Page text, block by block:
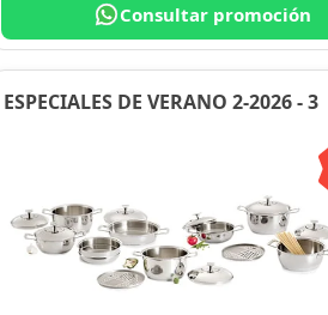
Consultar promoción
ESPECIALES DE VERANO 2-2026 - 3